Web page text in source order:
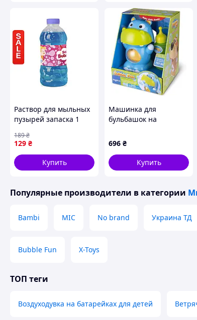
Раствор для мыльных
пузырей запаска 1
синий безопасный для
девочек Dodo
Принцессы
129 ₴
189₴
Купить
Машинка для
бульбашок на
(16x15x20,7 см)/Bubble
Fun
696 ₴
Купить
Популярные производители в категории
Bambi MIC No brand Украина ТД
Bubble Fun X-Toys
ТОП теги
Воздуходувка на батарейках для детей